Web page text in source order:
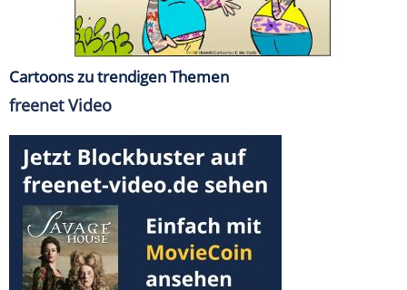
Cartoons zu trendigen Themen
freenet Video